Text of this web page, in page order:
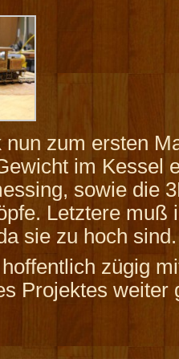
zum ersten
im Kessel
sowie die
Letztere muß
sie zu hoch sind.
zügig
Projektes weiter